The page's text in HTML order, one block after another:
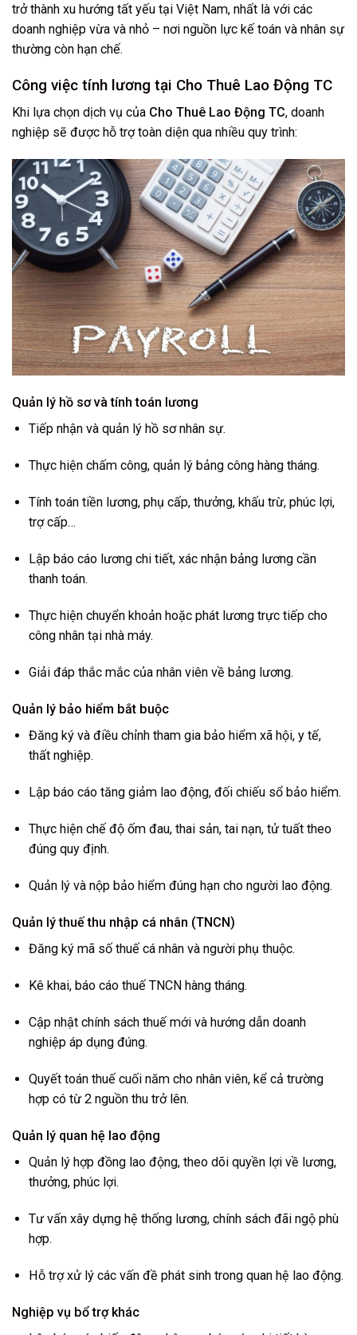
trở thành xu hướng tất yếu tại Việt Nam, nhất là với các
doanh nghiệp vừa và nhỏ – nơi nguồn lực kế toán và nhân sự
thường còn hạn chế.
Công việc tính lương tại Cho Thuê Lao Động TC
Khi lựa chọn dịch vụ của Cho Thuê Lao Động TC, doanh
nghiệp sẽ được hỗ trợ toàn diện qua nhiều quy trình:
Quản lý hồ sơ và tính toán lương
Tiếp nhận và quản lý hồ sơ nhân sự.
Thực hiện chấm công, quản lý bảng công hàng tháng.
Tính toán tiền lương, phụ cấp, thưởng, khấu trừ, phúc lợi,
trợ cấp…
Lập báo cáo lương chi tiết, xác nhận bảng lương cần
thanh toán.
Thực hiện chuyển khoản hoặc phát lương trực tiếp cho
công nhân tại nhà máy.
Giải đáp thắc mắc của nhân viên về bảng lương.
Quản lý bảo hiểm bắt buộc
Đăng ký và điều chỉnh tham gia bảo hiểm xã hội, y tế,
thất nghiệp.
Lập báo cáo tăng giảm lao động, đối chiếu sổ bảo hiểm.
Thực hiện chế độ ốm đau, thai sản, tai nạn, tử tuất theo
đúng quy định.
Quản lý và nộp bảo hiểm đúng hạn cho người lao động.
Quản lý thuế thu nhập cá nhân (TNCN)
Đăng ký mã số thuế cá nhân và người phụ thuộc.
Kê khai, báo cáo thuế TNCN hàng tháng.
Cập nhật chính sách thuế mới và hướng dẫn doanh
nghiệp áp dụng đúng.
Quyết toán thuế cuối năm cho nhân viên, kể cả trường
hợp có từ 2 nguồn thu trở lên.
Quản lý quan hệ lao động
Quản lý hợp đồng lao động, theo dõi quyền lợi về lương,
thưởng, phúc lợi.
Tư vấn xây dựng hệ thống lương, chính sách đãi ngộ phù
hợp.
Hỗ trợ xử lý các vấn đề phát sinh trong quan hệ lao động.
Nghiệp vụ bổ trợ khác